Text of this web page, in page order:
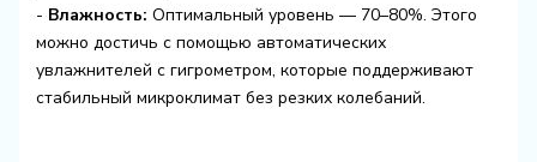
- Влажность: Оптимальный уровень — 70–80%. Этого
можно достичь с помощью автоматических
увлажнителей с гигрометром, которые поддерживают
стабильный микроклимат без резких колебаний.